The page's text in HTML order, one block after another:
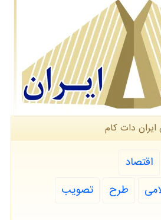
دات كام
اقتصاد
طرح
تصویب